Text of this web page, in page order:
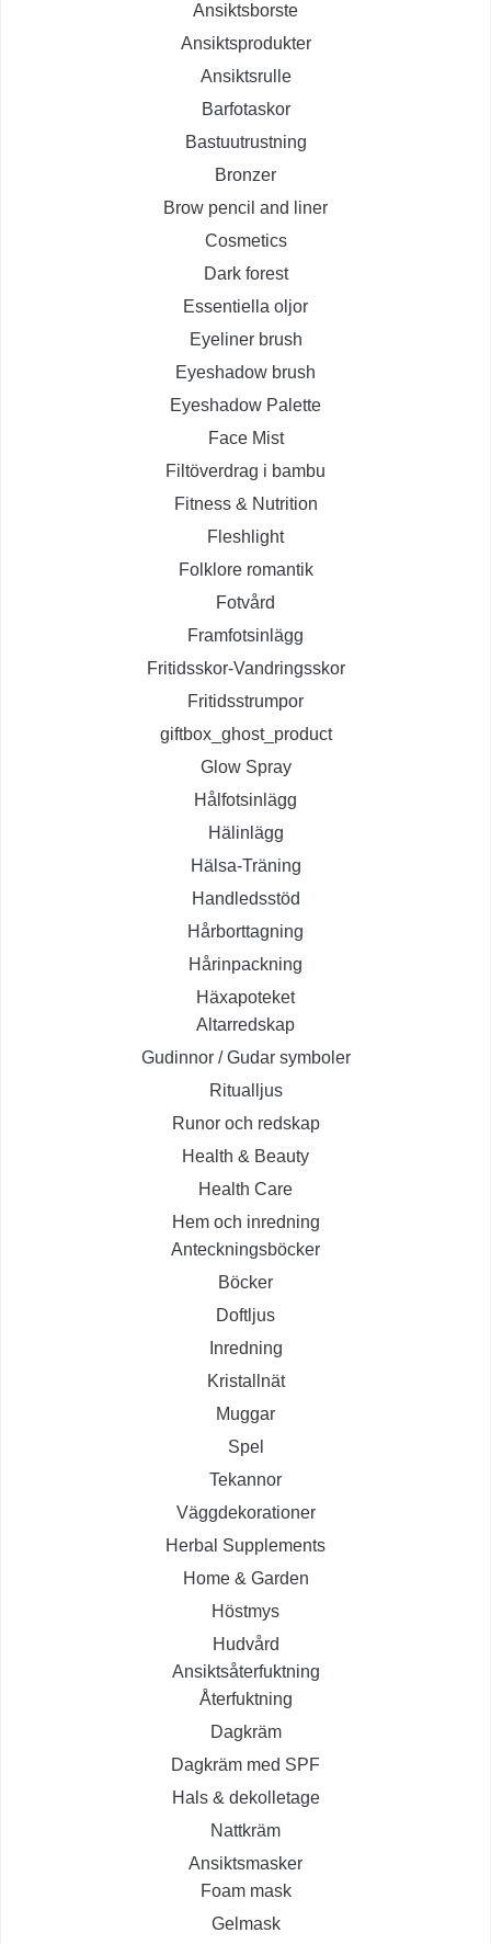
Ansiktsborste
Ansiktsprodukter
Ansiktsrulle
Barfotaskor
Bastuutrustning
Bronzer
Brow pencil and liner
Cosmetics
Dark forest
Essentiella oljor
Eyeliner brush
Eyeshadow brush
Eyeshadow Palette
Face Mist
Filtöverdrag i bambu
Fitness & Nutrition
Fleshlight
Folklore romantik
Fotvård
Framfotsinlägg
Fritidsskor-Vandringsskor
Fritidsstrumpor
giftbox_ghost_product
Glow Spray
Hålfotsinlägg
Hälinlägg
Hälsa-Träning
Handledsstöd
Hårborttagning
Hårinpackning
Häxapoteket
Altarredskap
Gudinnor / Gudar symboler
Ritualljus
Runor och redskap
Health & Beauty
Health Care
Hem och inredning
Anteckningsböcker
Böcker
Doftljus
Inredning
Kristallnät
Muggar
Spel
Tekannor
Väggdekorationer
Herbal Supplements
Home & Garden
Höstmys
Hudvård
Ansiktsåterfuktning
Återfuktning
Dagkräm
Dagkräm med SPF
Hals & dekolletage
Nattkräm
Ansiktsmasker
Foam mask
Gelmask